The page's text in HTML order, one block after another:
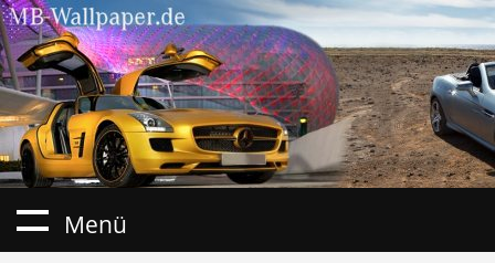
Menü